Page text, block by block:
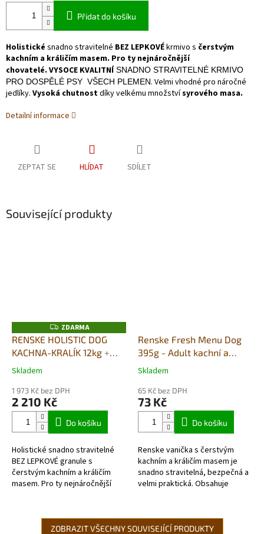
Přidat do košíku
Holistické snadno stravitelné BEZ LEPKOVÉkrmivo s čerstvým
kachním a králičím masem. Pro ty nejnáročnější
chovatelé. VYSOCE KVALITNÍ SNADNO STRAVITELNÉ KRMIVO
PRO DOSPĚLÉ PSY VŠECH PLEMEN. Velmi vhodné pro náročné
jedlíky. Vysoká chutnostdíky velkému množstvísyrového masa.
Detailní informace
ZEPTAT SE HLÍDAT SDÍLET
Související produkty
Z
D
A
R
ZDARMA
RENSKE HOLISTIC DOG
KACHNA-KRALÍK 12kg +
DUŠENÉ MASO V PÁŘE
Průměrné
produktu
je
hvězdiček.
Skladem
1 973 Kč bez DPH
2 210 Kč
Do košíku
Holistické snadno stravitelné
BEZ LEPKOVÉ granule s
čerstvým kachním a králičím
masem. Pro ty nejnáročnější
PRO DOSPĚLÉ PSY...
Renske Fresh Menu Dog
395g - Adult kachní a
králičí s rýží
Průměrné
produktu
je
hvězdiček.
Skladem
65 Kč bez DPH
73 Kč
Do košíku
Renske vanička s čerstvým
kachním a králičím masem je
snadno stravitelná, bezpečná a
velmi praktická. Obsahuje
ZOBRAZIT VŠECHNY SOUVISEJÍCÍ PRODUKTY